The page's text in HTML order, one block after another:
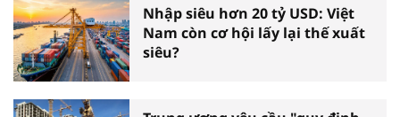
Nhập siêu hơn 20 tỷ USD: Việt
Nam còn cơ hội lấy lại thế xuất
siêu?